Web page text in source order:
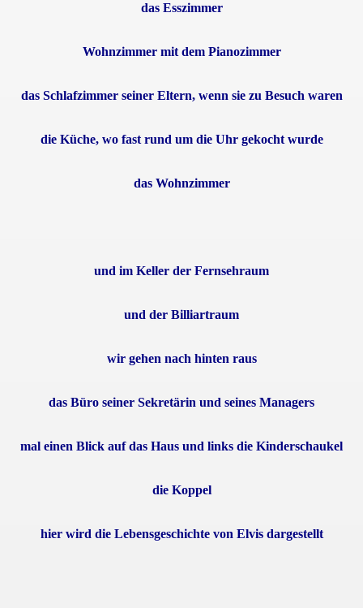
das Esszimmer
Wohnzimmer mit dem Pianozimmer
das Schlafzimmer seiner Eltern, wenn sie zu Besuch waren
die Küche, wo fast rund um die Uhr gekocht wurde
das Wohnzimmer
und im Keller der Fernsehraum
und der Billiartraum
wir gehen nach hinten raus
das Büro seiner Sekretärin und seines Managers
mal einen Blick auf das Haus und links die Kinderschaukel
die Koppel
hier wird die Lebensgeschichte von Elvis dargestellt